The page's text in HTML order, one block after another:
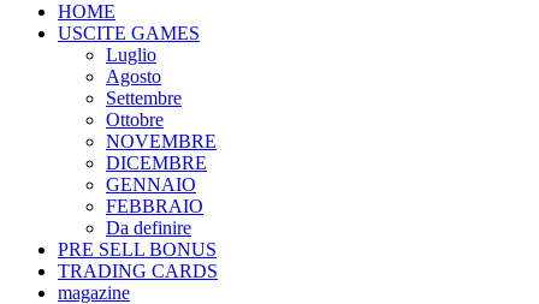
HOME
USCITE GAMES
Luglio
Agosto
Settembre
Ottobre
NOVEMBRE
DICEMBRE
GENNAIO
FEBBRAIO
Da definire
PRE SELL BONUS
TRADING CARDS
magazine